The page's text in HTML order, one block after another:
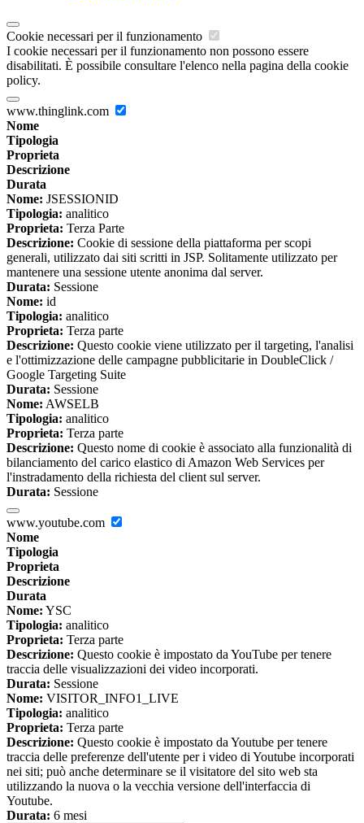
Cookie necessari per il funzionamento
I cookie necessari per il funzionamento non possono essere
disabilitati. È possibile consultare l'elenco nella pagina della cookie
policy.
www.thinglink.com
Nome
Tipologia
Proprieta
Descrizione
Durata
Nome: JSESSIONID
Tipologia: analitico
Proprieta: Terza Parte
Descrizione: Cookie di sessione della piattaforma per scopi
generali, utilizzato dai siti scritti in JSP. Solitamente utilizzato per
mantenere una sessione utente anonima dal server.
Durata: Sessione
Nome: id
Tipologia: analitico
Proprieta: Terza parte
Descrizione: Questo cookie viene utilizzato per il targeting, l'analisi
e l'ottimizzazione delle campagne pubblicitarie in DoubleClick /
Google Targeting Suite
Durata: Sessione
Nome: AWSELB
Tipologia: analitico
Proprieta: Terza parte
Descrizione: Questo nome di cookie è associato alla funzionalità di
bilanciamento del carico elastico di Amazon Web Services per
l'instradamento della richiesta del client sul server.
Durata: Sessione
www.youtube.com
Nome
Tipologia
Proprieta
Descrizione
Durata
Nome: YSC
Tipologia: analitico
Proprieta: Terza parte
Descrizione: Questo cookie è impostato da YouTube per tenere
traccia delle visualizzazioni dei video incorporati.
Durata: Sessione
Nome: VISITOR_INFO1_LIVE
Tipologia: analitico
Proprieta: Terza parte
Descrizione: Questo cookie è impostato da Youtube per tenere
traccia delle preferenze dell'utente per i video di Youtube incorporati
nei siti; può anche determinare se il visitatore del sito web sta
utilizzando la nuova o la vecchia versione dell'interfaccia di
Youtube.
Durata: 6 mesi